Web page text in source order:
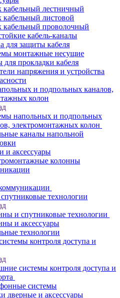
кабельный лестничный
кабельный листовой
кабельный проволочный
кабель-каналы
для защиты кабеля
монтажные несущие
для прокладки кабеля
напряжения и устройства
и подпольных каналов,
колон
напольных и подпольных
электромонтажных колон
каналы напольной
и аксессуары
колонны
технологии
и спутниковые технологии
и аксессуары
технологии
контроля доступа и
системы контроля доступа и
системы
дверные и аксессуары